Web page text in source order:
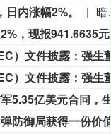
内涨幅2%。
暗盘金